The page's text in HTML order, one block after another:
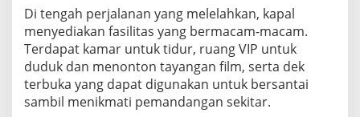
K
E
M
A
C
E
T
A
Di tengah perjalanan yang melelahkan, kapal
menyediakan fasilitas yang bermacam-macam.
Terdapat kamar untuk tidur, ruang VIP untuk
duduk dan menonton tayangan film, serta dek
terbuka yang dapat digunakan untuk bersantai
sambil menikmati pemandangan sekitar.